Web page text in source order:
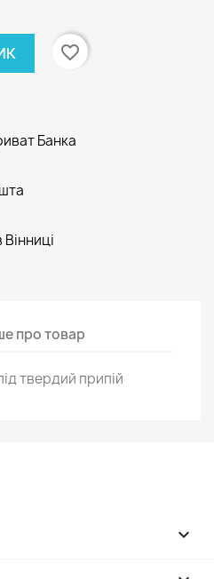
favorite_border
Банка
про товар
твердий припій
